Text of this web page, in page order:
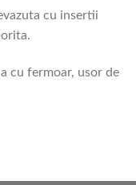
cu insertii
cu fermoar, usor de